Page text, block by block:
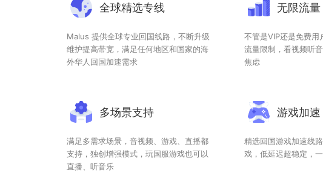
全球精选专线
Malus 提供全球专业回国线路，不断升级
维护提高带宽，满足任何地区和国家的海
外华人回国加速需求
无限流量
不管是VIP还是免费
流量限制，看视频听
焦虑
多场景支持
满足多需求场景，音视频、游戏、直播都
支持，独创增强模式，玩国服游戏也可以
直播、听音乐
游戏加速
精选回国游戏加速线
戏，低延迟超稳定，